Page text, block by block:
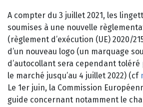
A compter du 3 juillet 2021, les
soumises à une nouvelle
(règlement d’exécution (UE) 2020/
d’un nouveau logo (un marquage
d’autocollant sera cependant
le marché jusqu’au 4 juillet 2022) (cf
Le 1er juin, la Commission
guide concernant notamment le